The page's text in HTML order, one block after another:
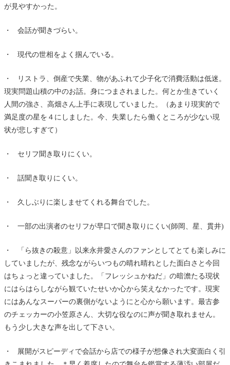
が見やすかった。
・ 会話が聞きづらい。
・ 現代の世相をよく掴んでいる。
・ リストラ、倒産で失業、物があふれて少子化で消費活動は低迷。
現実問題山積の中のお話。身につまされました。何とか生きていく
人間の強さ、高畑さん上手に表現していました。（あまり現実的で
満足度の星を４にしました。今、失業したら働くところが少ない現
状が悲しすぎて）
・ セリフ聞き取りにくい。
・ 話聞き取りにくい。
・ 久しぶりに楽しませてくれる舞台でした。
・ 一部の出演者のセリフが早口で聞き取りにくい(師岡、星、貫井)
・ 「ら抜きの殺意」以来永井愛さんのファンとしてとても楽しみに
していましたが、残念ながらいつもの晴れ晴れとした面白さと今回
はちょっと違っていました。「フレッシュかねだ」の暗澹たる現状
にはらはらしながら観ていたせいか心から笑えなかったです。現実
にはあんなスーパーの裏側がないようにと心から願います。最古参
のチェッカーの小笠原さん、大切な役なのに声が聞き取れません。
もう少し大きな声を出して下さい。
・ 展開がスピーディで会話から店での様子が想像され大変面白く引